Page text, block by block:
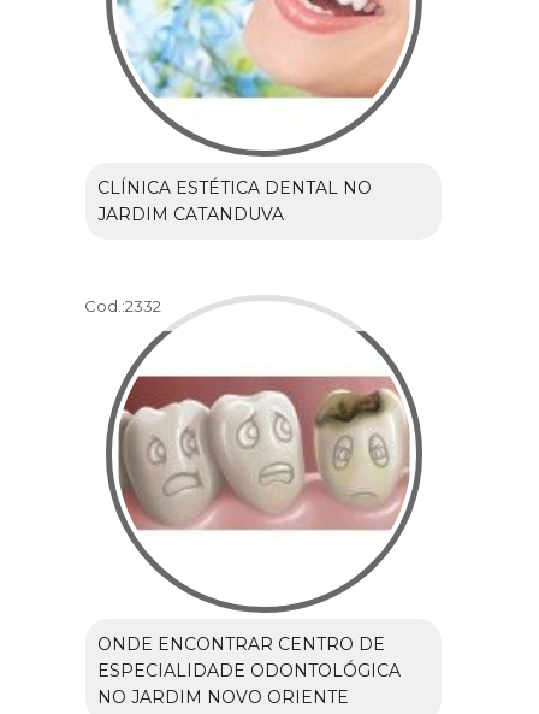
CLÍNICA ESTÉTICA DENTAL NO
JARDIM CATANDUVA
Cod.:2332
ONDE ENCONTRAR CENTRO DE
ESPECIALIDADE ODONTOLÓGICA
NO JARDIM NOVO ORIENTE